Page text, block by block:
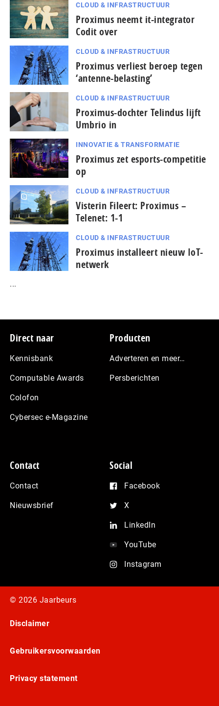
CLOUD & INFRASTRUCTUUR
Proximus neemt it-integrator
Codit over
CLOUD & INFRASTRUCTUUR
Proximus verliest beroep tegen
‘antenne-belasting’
CLOUD & INFRASTRUCTUUR
Proximus-dochter Telindus lijft
Umbrio in
INNOVATIE & TRANSFORMATIE
Proximus zet esports-competitie
op
CLOUD & INFRASTRUCTUUR
Visterin Fileert: Proximus –
Telenet: 1-1
CLOUD & INFRASTRUCTUUR
Proximus installeert nieuw IoT-
netwerk
...
Footer
Direct naar
Kennisbank
Computable Awards
Colofon
Cybersec e-Magazine
Producten
Adverteren en meer…
Persberichten
Contact
Contact
Nieuwsbrief
Social
Facebook
X
LinkedIn
YouTube
Instagram
© 2026 Jaarbeurs
Disclaimer
Gebruikersvoorwaarden
Privacy statement